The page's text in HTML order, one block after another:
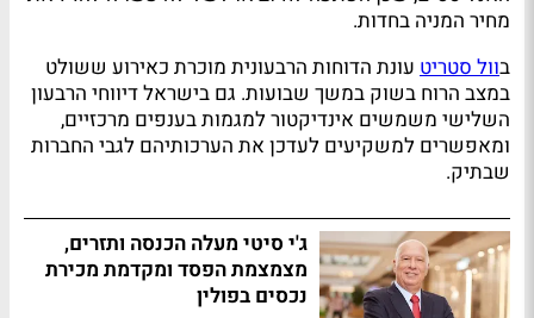
מחיר המניה בחדות.
בוול סטריט עונת הדוחות הרבעונית מוכרת כאירוע ששולט
במצב הרוח בשוק במשך שבועות. גם בישראל דיווחי הרבעון
השלישי משמשים אינדיקטור למגמות בענפים מרכזיים,
ומאפשרים למשקיעים לעדכן את הערכותיהם לגבי החברות
שבתיק.
ג'י סיטי מעלה הכנסה ותזרים,
מצמצמת הפסד ומקדמת מכירת
נכסים בפולין